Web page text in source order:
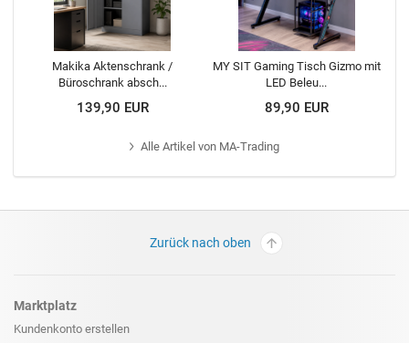
Makika Aktenschrank /
Büroschrank absch...
139,90 EUR
MY SIT Gaming Tisch Gizmo mit
LED Beleu...
89,90 EUR
AlleArtikel von MA-Trading
Zurück nach oben
Marktplatz
Kundenkonto erstellen